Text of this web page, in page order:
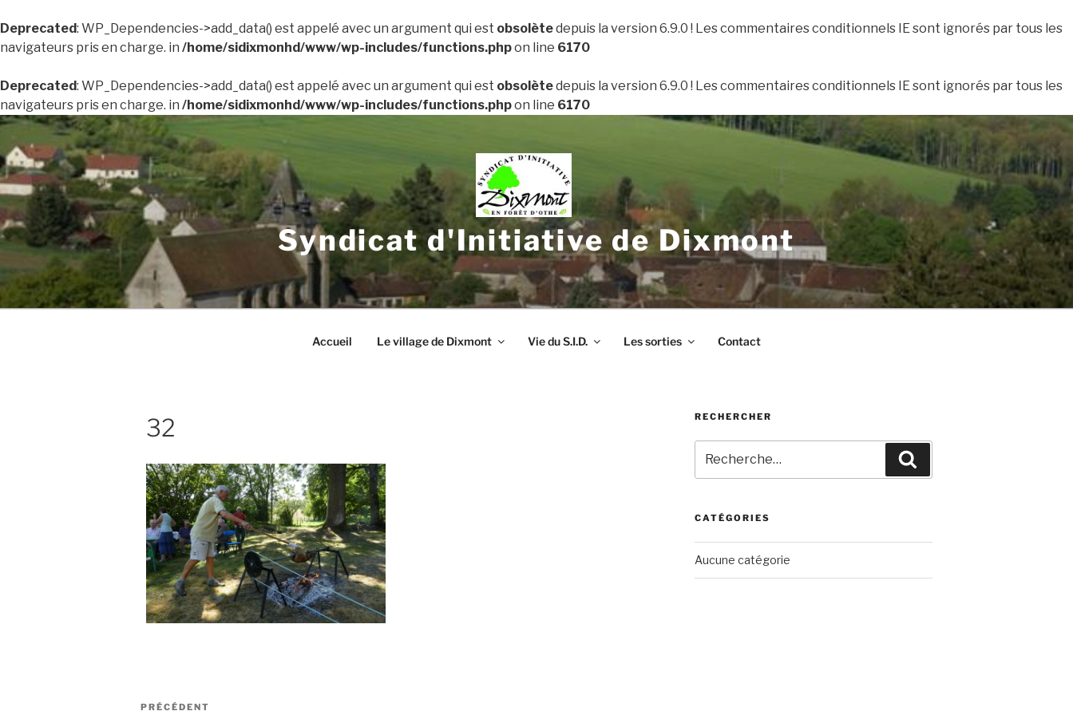
Deprecated: WP_Dependencies->add_data() est appelé avec un argument qui est obsolètedepuis la version 6.9.0 ! Les commentaires conditionnels IE sont ignorés par tous les
navigateurs pris en charge. in /home/sidixmonhd/www/wp-includes/functions.phpon line 6170
Deprecated: WP_Dependencies->add_data() est appelé avec un argument qui est obsolètedepuis la version 6.9.0 ! Les commentaires conditionnels IE sont ignorés par tous les
navigateurs pris en charge. in /home/sidixmonhd/www/wp-includes/functions.phpon line 6170
Aller
contenu
principal
Syndicat d'Initiative de Dixmont
Accueil Le village de Dixmont Vie du S.I.D. Les sorties Contact
32
Navigation
Article
PRÉCÉDENT
RECHERCHER
pour
:
CATÉGORIES
Aucune catégorie